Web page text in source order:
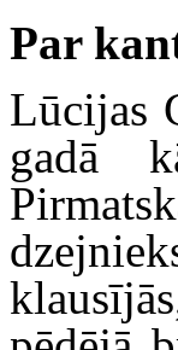
Par
Lūcijas
gadā